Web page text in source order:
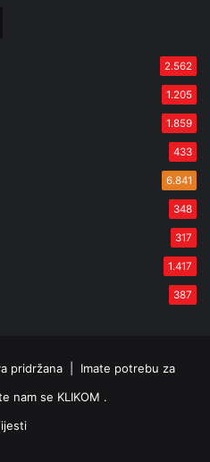
2.562
1.205
1.859
433
6.841
348
317
1.417
387
pridržana | Imate potrebu za
nam se KLIKOM .